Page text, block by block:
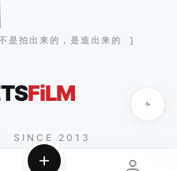
拍出来的，是造出来的 ]
FiLM
SINCE 2013